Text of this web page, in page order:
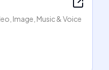
Image, Music & Voice